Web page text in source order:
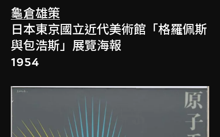
龜倉雄策
日本東京國立近代美術館「格羅佩斯
與包浩斯」展覽海報
1954